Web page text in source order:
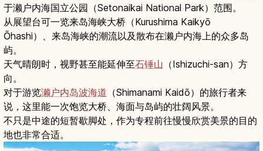
于濑户内海国立公园（Setonaikai National Park）范围。
从展望台可一览来岛海峡大桥（Kurushima Kaikyō
Ōhashi）、来岛海峡的潮流以及散布在濑户内海上的众多岛
屿。
天气晴朗时，视野甚至能延伸至石锤山 （Ishizuchi-san）方
向。
对于游览濑户内岛波海道 （Shimanami Kaidō）的旅行者来
说，这里能一次饱览大桥、海面与岛屿的壮阔风景。
不只是中途的短暂歇脚处，作为专程前往慢慢欣赏美景的目的
地也非常合适。